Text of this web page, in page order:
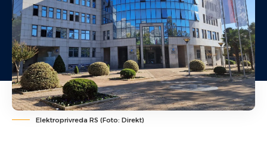
Elektroprivreda RS (Foto: Direkt)